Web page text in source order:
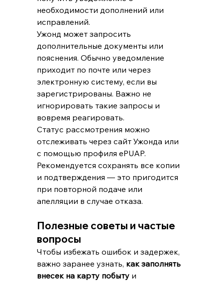
необходимости дополнений или
исправлений.
Ужонд может запросить
дополнительные документы или
пояснения. Обычно уведомление
приходит по почте или через
электронную систему, если вы
зарегистрированы. Важно не
игнорировать такие запросы и
вовремя реагировать.
Статус рассмотрения можно
отслеживать через сайт Ужонда или
с помощью профиля ePUAP.
Рекомендуется сохранять все копии
и подтверждения — это пригодится
при повторной подаче или
апелляции в случае отказа.
Полезные советы и частые
вопросы
Чтобы избежать ошибок и задержек,
важно заранее узнать, как заполнять
внесек на карту побыту и